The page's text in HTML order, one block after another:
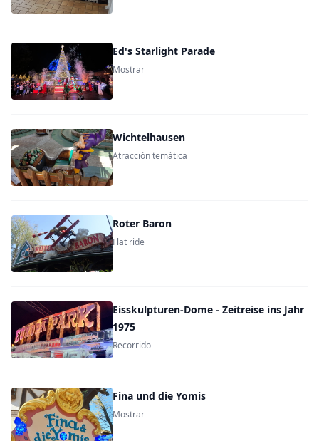
Ed's Starlight Parade
Mostrar
Wichtelhausen
Atracción temática
Roter Baron
Flat ride
Eisskulpturen-Dome - Zeitreise ins Jahr
1975
Recorrido
Fina und die Yomis
Mostrar